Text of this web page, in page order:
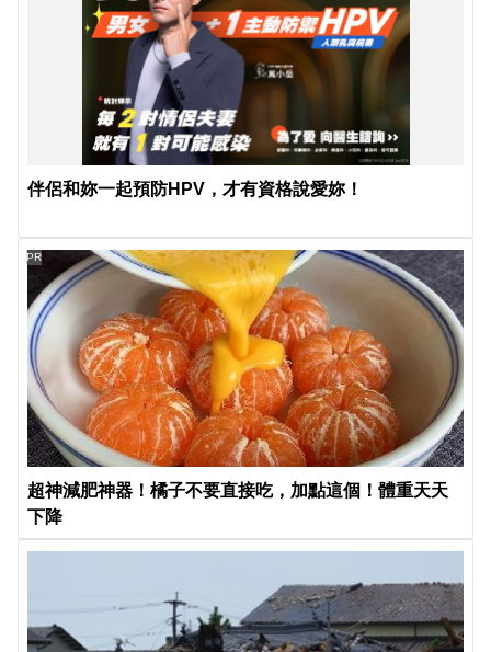
伴侶和妳一起預防HPV，才有資格說愛妳！
超神減肥神器！橘子不要直接吃，加點這個！體重天天
下降
PR